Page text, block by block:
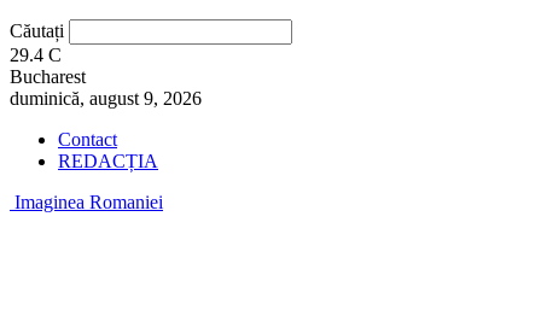
Căutați
29.4 C
Bucharest
duminică, august 9, 2026
Contact
REDACȚIA
Imaginea Romaniei